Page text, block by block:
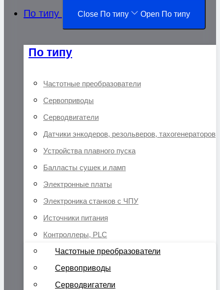
По типу Close По типу Open По типу
По типу
Частотные преобразователи
Сервоприводы
Серводвигатели
Датчики энкодеров, резольверов, тахогенераторов
Устройства плавного пуска
Балласты сушек и ламп
Электронные платы
Электроника станков с ЧПУ
Источники питания
Контроллеры, PLC
Частотные преобразователи
Сервоприводы
Серводвигатели